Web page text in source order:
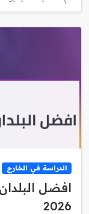
الدراسة في الخارج
افضل
2026